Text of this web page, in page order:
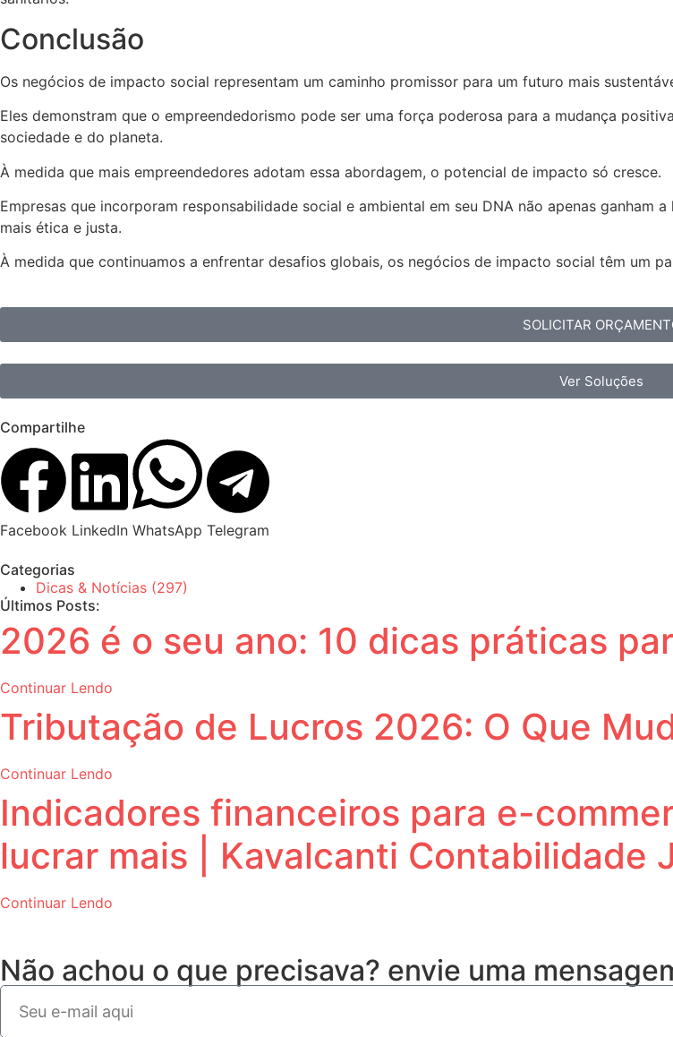
Conclusão
Os negócios de impacto social representam um caminho promissor para um futuro mais
Eles demonstram que o empreendedorismo pode ser uma força poderosa para a mudança
sociedade e do planeta.
À medida que mais empreendedores adotam essa abordagem, o potencial de impacto só cresce.
Empresas que incorporam responsabilidade social e ambiental em seu DNA não apenas ganham
mais ética e justa.
À medida que continuamos a enfrentar desafios globais, os negócios de impacto social têm um
SOLICITAR
Ver Soluções
Compartilhe
Facebook LinkedIn WhatsApp Telegram
Categorias
Dicas & Notícias (297)
Últimos Posts:
2026 é o seu ano: 10 dicas práticas
Continuar Lendo
Tributação de Lucros 2026: O Que
Continuar Lendo
Indicadores financeiros para e-
lucrar mais | Kavalcanti Contabilidade
Continuar Lendo
Não achou o que precisava? envie uma